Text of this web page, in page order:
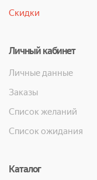
Скидки
Личный кабинет
Личные данные
Заказы
Список желаний
Список ожидания
Каталог